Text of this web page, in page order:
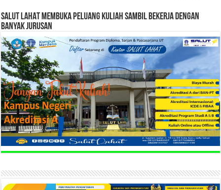
SALUT LAHAT MEMBUKA PELUANG KULIAH SAMBIL BEKERJA DENGAN
BANYAK JURUSAN